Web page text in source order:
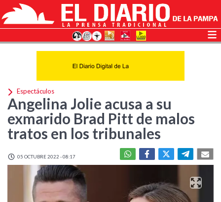
Espectáculos
Angelina Jolie acusa a su
exmarido Brad Pitt de malos
tratos en los tribunales
05 OCTUBRE 2022 - 08:17